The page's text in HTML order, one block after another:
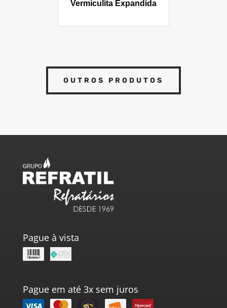
Vermiculita Expandida
OUTROS PRODUTOS
Pague à vista
Pague em até 3x sem juros